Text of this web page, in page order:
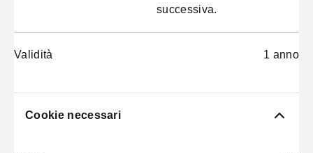
successiva.
Validità 1 anno
Cookie necessari